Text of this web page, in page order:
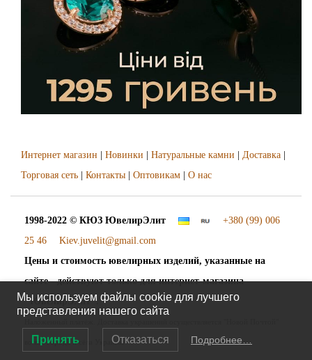
Интернет магазин Новинки Натуральные камни Доставка
Торговая сеть
Контакты Оптовикам О нас
1998-2022 © КЮЗ ЮвелирЭлит
+380 (99) 006
25 46
Kiev.juvelit@gmail.com
Цены и стоимость ювелирных изделий, указанные на
сайте - действуют только для интернет-магазина
"ЮвелирЭлит".
во все города и сёла Украины
Мы используем файлы cookie для лучшего
представления нашего сайта
Принять Отказаться Подробнее…